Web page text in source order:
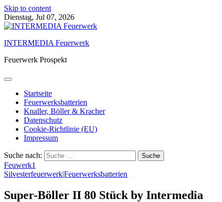
Skip to content
Dienstag, Jul 07, 2026
INTERMEDIA Feuerwerk
Feuerwerk Prospekt
Startseite
Feuerwerksbatterien
Knaller, Böller & Kracher
Datenschutz
Cookie-Richtlinie (EU)
Impressum
Suche nach:
Feuwerk1
Silvesterfeuerwerk|Feuerwerksbatterien
Super-Böller II 80 Stück by Intermedia